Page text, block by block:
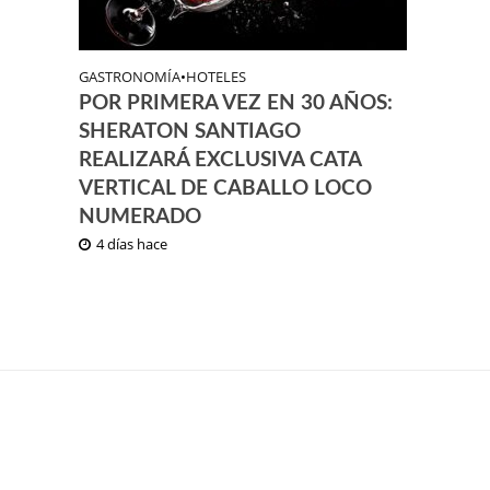
GASTRONOMÍA•HOTELES
POR PRIMERA VEZ EN 30 AÑOS:
SHERATON SANTIAGO
REALIZARÁ EXCLUSIVA CATA
VERTICAL DE CABALLO LOCO
NUMERADO
4 días hace